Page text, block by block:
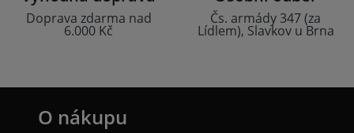
Doprava zdarma nad
6.000 Kč
Čs. armády 347 (za
Lídlem), Slavkov u Brna
O nákupu